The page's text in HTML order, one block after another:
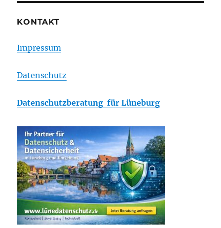
KONTAKT
Impressum
Datenschutz
Datenschutzberatung für Lüneburg